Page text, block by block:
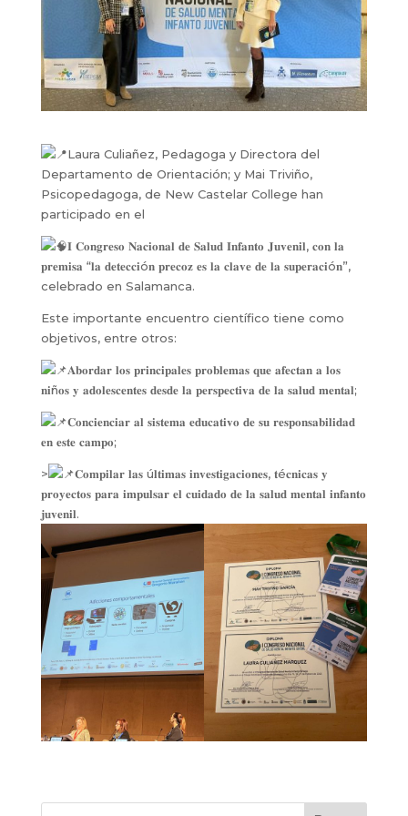
Laura Culiañez, Pedagoga y Directora del
Departamento de Orientación; y Mai Triviño,
Psicopedagoga, de New Castelar College han
participado en el
𝐈 𝐂𝐨𝐧𝐠𝐫𝐞𝐬𝐨 𝐍𝐚𝐜𝐢𝐨𝐧𝐚𝐥 𝐝𝐞 𝐒𝐚𝐥𝐮𝐝 𝐈𝐧𝐟𝐚𝐧𝐭𝐨 𝐉𝐮𝐯𝐞𝐧𝐢𝐥, 𝐜𝐨𝐧 𝐥𝐚
𝐩𝐫𝐞𝐦𝐢𝐬𝐚 “𝐥𝐚 𝐝𝐞𝐭𝐞𝐜𝐜𝐢ó𝐧 𝐩𝐫𝐞𝐜𝐨𝐳 𝐞𝐬 𝐥𝐚 𝐜𝐥𝐚𝐯𝐞 𝐝𝐞 𝐥𝐚 𝐬𝐮𝐩𝐞𝐫𝐚𝐜𝐢ó𝐧”,
celebrado en Salamanca.
Este importante encuentro científico tiene como
objetivos, entre otros:
𝐀𝐛𝐨𝐫𝐝𝐚𝐫 𝐥𝐨𝐬 𝐩𝐫𝐢𝐧𝐜𝐢𝐩𝐚𝐥𝐞𝐬 𝐩𝐫𝐨𝐛𝐥𝐞𝐦𝐚𝐬 𝐪𝐮𝐞 𝐚𝐟𝐞𝐜𝐭𝐚𝐧 𝐚 𝐥𝐨𝐬
𝐧𝐢ñ𝐨𝐬 𝐲 𝐚𝐝𝐨𝐥𝐞𝐬𝐜𝐞𝐧𝐭𝐞𝐬 𝐝𝐞𝐬𝐝𝐞 𝐥𝐚 𝐩𝐞𝐫𝐬𝐩𝐞𝐜𝐭𝐢𝐯𝐚 𝐝𝐞 𝐥𝐚 𝐬𝐚𝐥𝐮𝐝 𝐦𝐞𝐧𝐭𝐚𝐥;
𝐂𝐨𝐧𝐜𝐢𝐞𝐧𝐜𝐢𝐚𝐫 𝐚𝐥 𝐬𝐢𝐬𝐭𝐞𝐦𝐚 𝐞𝐝𝐮𝐜𝐚𝐭𝐢𝐯𝐨 𝐝𝐞 𝐬𝐮 𝐫𝐞𝐬𝐩𝐨𝐧𝐬𝐚𝐛𝐢𝐥𝐢𝐝𝐚𝐝
𝐞𝐧 𝐞𝐬𝐭𝐞 𝐜𝐚𝐦𝐩𝐨;
>
𝐂𝐨𝐦𝐩𝐢𝐥𝐚𝐫 𝐥𝐚𝐬 ú𝐥𝐭𝐢𝐦𝐚𝐬 𝐢𝐧𝐯𝐞𝐬𝐭𝐢𝐠𝐚𝐜𝐢𝐨𝐧𝐞𝐬, 𝐭é𝐜𝐧𝐢𝐜𝐚𝐬 𝐲
𝐩𝐫𝐨𝐲𝐞𝐜𝐭𝐨𝐬 𝐩𝐚𝐫𝐚 𝐢𝐦𝐩𝐮𝐥𝐬𝐚𝐫 𝐞𝐥 𝐜𝐮𝐢𝐝𝐚𝐝𝐨 𝐝𝐞 𝐥𝐚 𝐬𝐚𝐥𝐮𝐝 𝐦𝐞𝐧𝐭𝐚𝐥 𝐢𝐧𝐟𝐚𝐧𝐭𝐨
𝐣𝐮𝐯𝐞𝐧𝐢𝐥.